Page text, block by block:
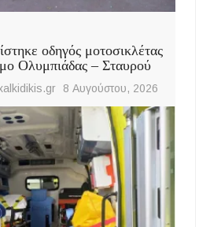
οδηγός μοτοσικλέτας
Ολυμπιάδας – Σταυρού
8 Αυγούστου, 2026